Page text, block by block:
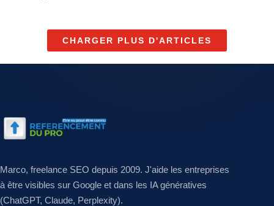
CHARGER PLUS D'ARTICLES
Marco, freelance SEO depuis 2009. J'aide les entreprises
à être visibles sur Google et dans les IA génératives
(ChatGPT, Claude, Perplexity).